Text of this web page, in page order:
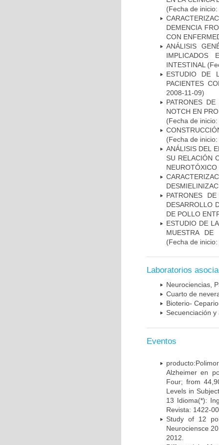
(Fecha de
DEMENCIA
CON
ANÁLISIS
IMPLICADOS
INTESTINAL
ESTUDIO DE
PACIENTES
2008-11-09)
PATRONES
NOTCH EN
(Fecha de
(Fecha de
ANÁLISIS DEL
SU RELACIÓN
NEUROTÓXICO
PATRONES
DESARROLLO
DE POLLO
ESTUDIO DE
MUESTRA DE
(Fecha de
Laboratorios
Neurociencias,
Cuarto de
Bioterio-
Secuenciación
Eventos
Alzheimer en
Four; from
Levels in
13 Idioma(*):
Revista: 1422-
Study of 12
Neurociensce
2012.